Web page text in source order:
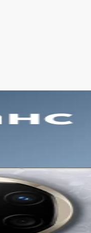
в режиме
прозрачны и
и доставляет
что вы